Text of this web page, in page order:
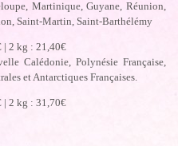
Martinique, Guyane, Réunion,
Saint-Martin, Saint-Barthélémy
| 2 kg : 21,40€
Calédonie, Polynésie Française,
et Antarctiques Françaises.
| 2 kg : 31,70€